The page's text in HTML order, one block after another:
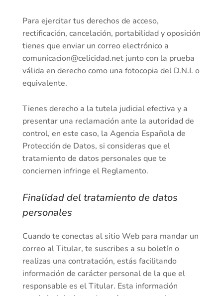
Para ejercitar tus derechos de acceso,
rectificación, cancelación, portabilidad y oposición
tienes que enviar un correo electrónico a
comunicacion@celicidad.netjunto con la prueba
válida en derecho como una fotocopia del D.N.I. o
equivalente.
Tienes derecho a la tutela judicial efectiva y a
presentar una reclamación ante la autoridad de
control, en este caso, la Agencia Española de
Protección de Datos, si consideras que el
tratamiento de datos personales que te
conciernen infringe el Reglamento.
Finalidad del tratamiento de datos
personales
Cuando te conectas al sitio Web para mandar un
correo al Titular, te suscribes a su boletín o
realizas una contratación, estás facilitando
información de carácter personal de la que el
responsable es el Titular. Esta información